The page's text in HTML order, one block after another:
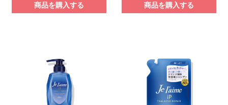
商品を購入する 商品を購入する